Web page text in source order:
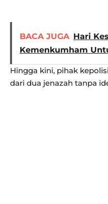
BACA JUGA Hari
Kemenkumham
Hingga kini, pihak
dari dua jenazah tanpa